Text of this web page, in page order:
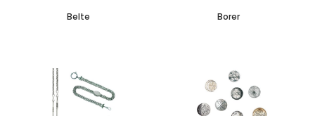
Belte Borer